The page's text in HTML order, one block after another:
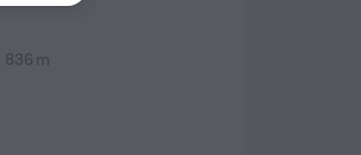
836 m